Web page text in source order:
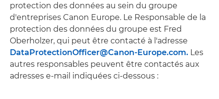
protection des données au sein du groupe
d'entreprises Canon Europe. Le Responsable de la
protection des données du groupe est Fred
Oberholzer, qui peut être contacté à l'adresse
DataProtectionOfficer@Canon-Europe.com. Les
autres responsables peuvent être contactés aux
adresses e-mail indiquées ci-dessous :